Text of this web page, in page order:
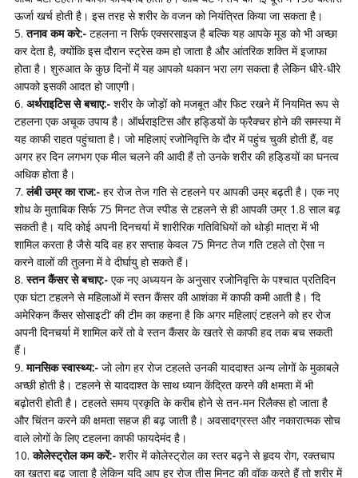
ऊर्जा खर्च होती है। इस तरह से शरीर के वजन को नियंत्रित किया जा सकता है।
तनाव कम करे:- टहलना न सिर्फ एक्सरसाइज है बल्कि यह आपके मूड को भी अच्छा
कर देता है, क्योंकि इस दौरान स्ट्रेस कम हो जाता है और आंतरिक शक्ति में इजाफा
होता है। शुरुआत के कुछ दिनों में यह आपको थकान भरा लग सकता है लेकिन धीरे-धीरे
आपको इसकी आदत हो जाएगी।
अर्थराइटिस से बचाए:- शरीर के जोड़ों को मजबूत और फिट रखने में नियमित रूप से
टहलना एक अचूक उपाय है। ऑर्थराइटिस और हड्डियों के फ्रैक्चर होने की समस्या में
यह काफी राहत पहुंचाता है। जो महिलाएं रजोनिवृत्ति के दौर में पहुंच चुकी होती हैं, वह
अगर हर दिन लगभग एक मील चलने की आदी हैं तो उनके शरीर की हडि्डयों का घनत्व
अधिक होता है।
लंबी उम्र का राज:- हर रोज तेज गति से टहलने पर आपकी उम्र बढ़ती है। एक नए
शोध के मुताबिक सिर्फ 75 मिनट तेज स्पीड से टहलने से ही आपकी उम्र 1.8 साल बढ़
सकती है। यदि कोई अपनी दिनचर्या में शारीरिक गतिविधियों को थोड़ी मात्रा में भी
शामिल करता है जैसे यदि वह हर सप्ताह केवल 75 मिनट तेज गति टहले तो ऐसा न
करने वालों की तुलना में वे दीर्घायु हो सकते हैं।
स्तन कैंसर से बचाए:- एक नए अध्ययन के अनुसार रजोनिवृत्ति के पश्चात प्रतिदिन
एक घंटा टहलने से महिलाओं में स्तन कैंसर की आशंका में काफी कमी आती है। ‘दि
अमेरिकन कैंसर सोसाइटी’ की टीम का कहना है कि अगर महिलाएं टहलने को हर रोज
अपनी दिनचर्या में शामिल करें तो वे स्तन कैंसर के खतरे से काफी हद तक बच सकती
हैं।
मानसिक स्वास्थ्य:- जो लोग हर रोज टहलते उनकी याददाश्त अन्य लोगों के मुकाबले
अच्छी होती है। टहलने से याददाश्त के साथ ध्यान केंद्रित करने की क्षमता में भी
बढ़ोतरी होती है। टहलते समय प्रकृति के करीब होने से तन-मन रिलैक्स हो जाता है
और चिंतन करने की क्षमता सहज ही बढ़ जाती है। अवसादग्रस्त और नकारात्मक सोच
वाले लोगों के लिए टहलना काफी फायदेमंद है।
कोलेस्ट्रोल कम करें:- शरीर में कोलेस्ट्रोल का स्तर बढ़ने से हृदय रोग, रक्तचाप
का खतरा बढ़ जाता है लेकिन यदि आप हर रोज तीस मिनट की वॉक करते हैं तो शरीर में